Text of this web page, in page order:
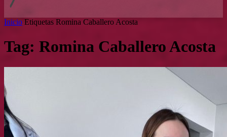
Inicio Etiquetas Romina Caballero Acosta
Tag: Romina Caballero Acosta